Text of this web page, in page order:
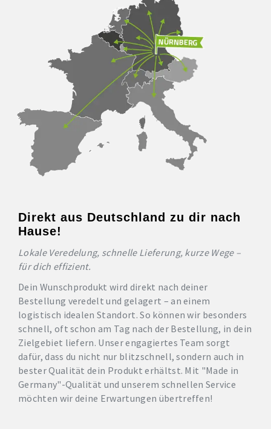
Direkt aus Deutschland zu dir nach
Hause!
Lokale Veredelung, schnelle Lieferung, kurze Wege –
für dich effizient.
Dein Wunschprodukt wird direkt nach deiner
Bestellung veredelt und gelagert – an einem
logistisch idealen Standort. So können wir besonders
schnell, oft schon am Tag nach der Bestellung, in dein
Zielgebiet liefern. Unser engagiertes Team sorgt
dafür, dass du nicht nur blitzschnell, sondern auch in
bester Qualität dein Produkt erhältst. Mit "Made in
Germany"-Qualität und unserem schnellen Service
möchten wir deine Erwartungen übertreffen!